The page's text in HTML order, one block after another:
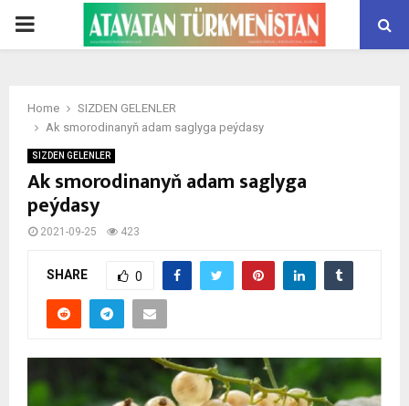
PRIMARY
Home
SIZDEN GELENLER
Ak smorodinanyň adam saglyga peýdasy
SIZDEN GELENLER
Ak smorodinanyň adam saglyga
peýdasy
2021-09-25 423
SHARE 0